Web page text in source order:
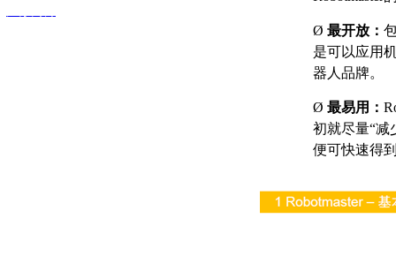
Ø 最开放：
是可以应用
器人品牌。
Ø 最易用：
初就尽量“减
便可快速得